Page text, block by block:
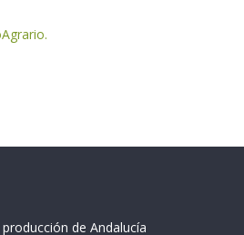
de Andalucía